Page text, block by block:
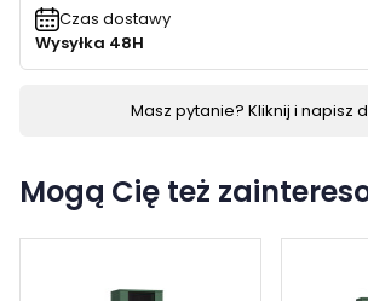
Czas dostawy
Wysyłka 48H
Masz pytanie? Kliknij i napisz
Mogą Cię też